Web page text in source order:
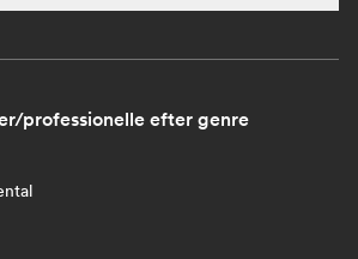
professionelle efter genre